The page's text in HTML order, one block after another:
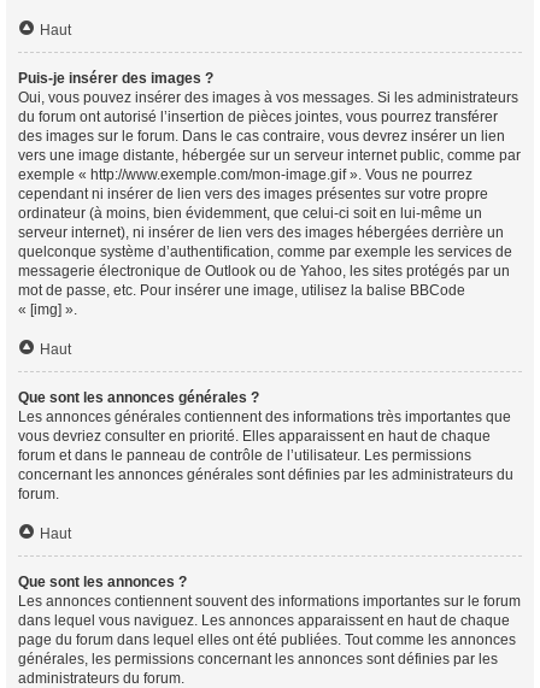
Haut
Puis-je insérer des images ?
Oui, vous pouvez insérer des images à vos messages. Si les administrateurs
du forum ont autorisé l’insertion de pièces jointes, vous pourrez transférer
des images sur le forum. Dans le cas contraire, vous devrez insérer un lien
vers une image distante, hébergée sur un serveur internet public, comme par
exemple « http://www.exemple.com/mon-image.gif ». Vous ne pourrez
cependant ni insérer de lien vers des images présentes sur votre propre
ordinateur (à moins, bien évidemment, que celui-ci soit en lui-même un
serveur internet), ni insérer de lien vers des images hébergées derrière un
quelconque système d’authentification, comme par exemple les services de
messagerie électronique de Outlook ou de Yahoo, les sites protégés par un
mot de passe, etc. Pour insérer une image, utilisez la balise BBCode
« [img] ».
Haut
Que sont les annonces générales ?
Les annonces générales contiennent des informations très importantes que
vous devriez consulter en priorité. Elles apparaissent en haut de chaque
forum et dans le panneau de contrôle de l’utilisateur. Les permissions
concernant les annonces générales sont définies par les administrateurs du
forum.
Haut
Que sont les annonces ?
Les annonces contiennent souvent des informations importantes sur le forum
dans lequel vous naviguez. Les annonces apparaissent en haut de chaque
page du forum dans lequel elles ont été publiées. Tout comme les annonces
générales, les permissions concernant les annonces sont définies par les
administrateurs du forum.